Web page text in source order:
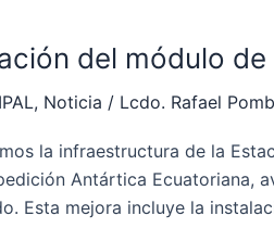
del módulo
, Noticia / Lcdo. Rafael
la infraestructura de la
Antártica Ecuatoriana,
Esta mejora incluye la